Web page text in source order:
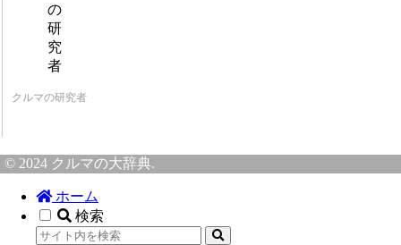
クルマの研究者
© 2024 クルマの大辞典.
ホーム
検索